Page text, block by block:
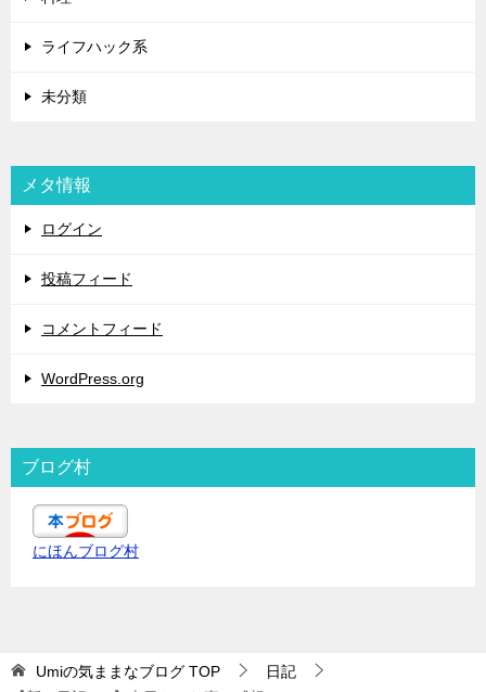
ライフハック系
未分類
メタ情報
ログイン
投稿フィード
コメントフィード
WordPress.org
ブログ村
にほんブログ村
Umiの気ままなブログ TOP
日記